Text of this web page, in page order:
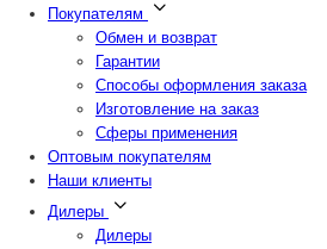
Покупателям
Обмен и возврат
Гарантии
Способы оформления заказа
Изготовление на заказ
Сферы применения
Оптовым покупателям
Наши клиенты
Дилеры
Дилеры